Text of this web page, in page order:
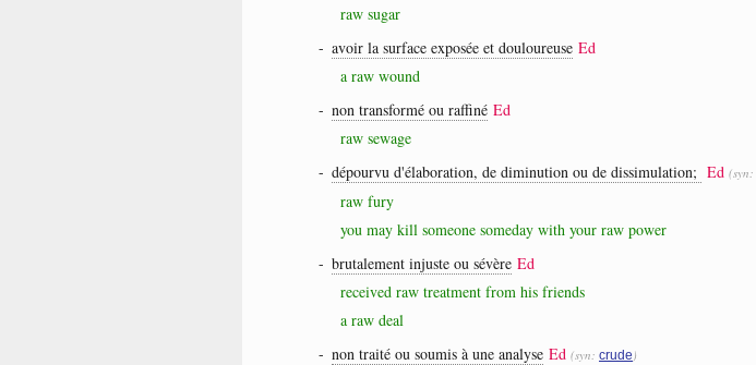
raw sugar
- avoir la surface exposée et douloureuse Ed
a raw wound
- non transformé ou raffiné Ed
raw sewage
- dépourvu d'élaboration, de diminution ou de dissimulation; Ed (syn:
raw fury
you may kill someone someday with your raw power
- brutalement injuste ou sévère Ed
received raw treatment from his friends
a raw deal
- non traité ou soumis à une analyse Ed (syn: crude)